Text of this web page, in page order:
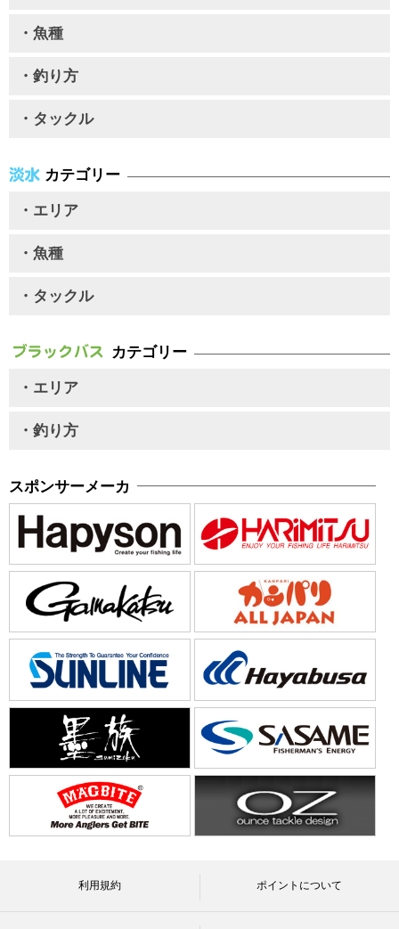
・魚種
・釣り方
・タックル
カテゴリー
・エリア
・魚種
・タックル
カテゴリー
・エリア
・釣り方
スポンサーメーカ
利用規約 ポイントについて